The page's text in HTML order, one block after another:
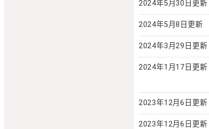
2024年5月30日更新
2024年5月8日更新
2024年3月29日更新
2024年1月17日更新
2023年12月6日更新
2023年12月6日更新